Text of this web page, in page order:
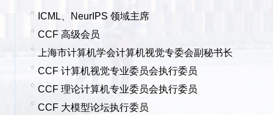
ICML、NeurIPS 领域主席
CCF 高级会员
上海市计算机学会计算机视觉专委会副秘书长
CCF 计算机视觉专业委员会执行委员
CCF 理论计算机专业委员会执行委员
CCF 大模型论坛执行委员